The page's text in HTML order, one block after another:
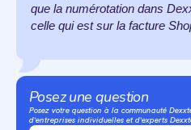
que la numérotation dans
celle qui est sur la facture
Posez une question
Posez votre question à la communauté
d'entreprises individuelles et d'experts